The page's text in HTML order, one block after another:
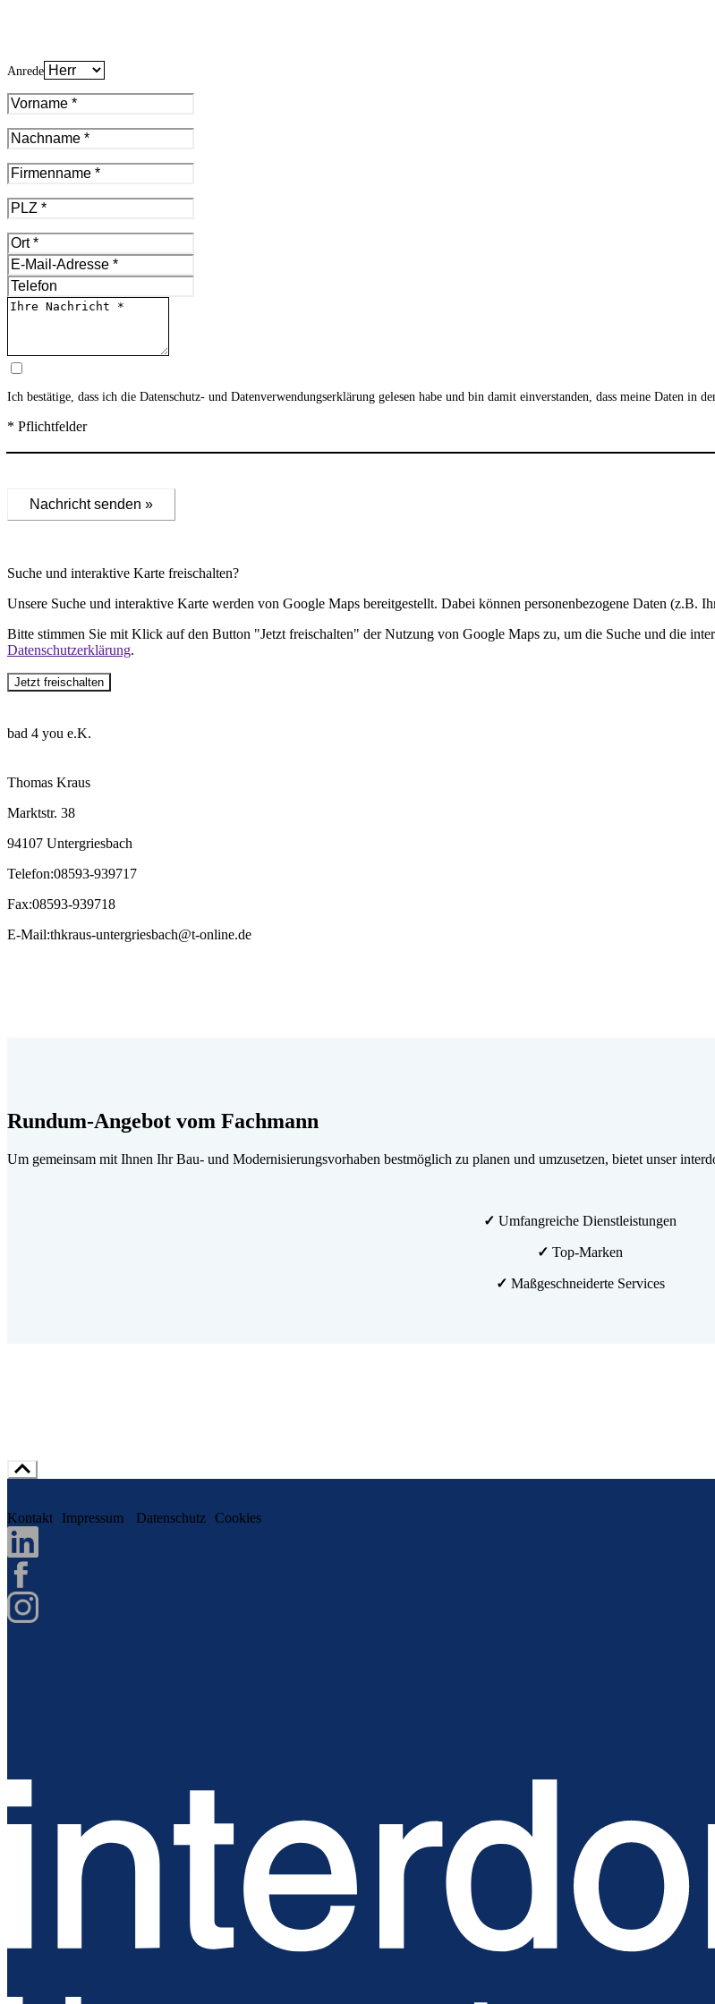
Anrede
Ich bestätige, dass ich die Datenschutz- und Datenverwendungserklärung gelesen habe und bin damit einverstanden, dass meine Daten in
* Pflichtfelder
Nachricht senden »
Suche und interaktive Karte freischalten?
Unsere Suche und interaktive Karte werden von Google Maps bereitgestellt. Dabei können personenbezogene Daten (z.B.
Bitte stimmen Sie mit Klick auf den Button "Jetzt freischalten" der Nutzung von Google Maps zu, um die Suche und die
Datenschutzerklärung.
Jetzt freischalten
bad 4 you e.K.
Thomas Kraus
Marktstr. 38
94107 Untergriesbach
Telefon:08593-939717
Fax:08593-939718
E-Mail:thkraus-untergriesbach@t-online.de
Rundum-Angebot vom Fachmann
Um gemeinsam mit Ihnen Ihr Bau- und Modernisierungsvorhaben bestmöglich zu planen und umzusetzen, bietet unser
✓ Umfangreiche Dienstleistungen
✓ Top-Marken
✓ Maßgeschneiderte Services
Kontakt Impressum Datenschutz Cookies